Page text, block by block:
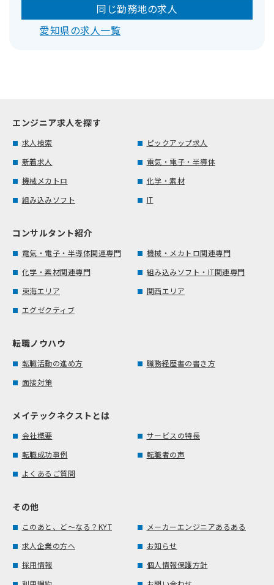
同じ勤務地の求人
愛知県の求人一覧
エンジニア求人を探す
求人検索
ピックアップ求人
新着求人
電気・電子・半導体
機械メカトロ
化学・素材
組み込みソフト
IT
コンサルタント紹介
電気・電子・半導体関連専門
機械・メカトロ関連専門
化学・素材関連専門
組み込みソフト・IT関連専門
東海エリア
関西エリア
エグゼクティブ
転職ノウハウ
転職活動の進め方
職務経歴書の書き方
面接対策
メイテックネクストとは
会社概要
サービスの特長
転職成功事例
転職者の声
よくあるご質問
その他
このあと、ど～なる？KYT
メーカーエンジニアあるある
求人企業の方へ
お知らせ
採用情報
個人情報保護方針